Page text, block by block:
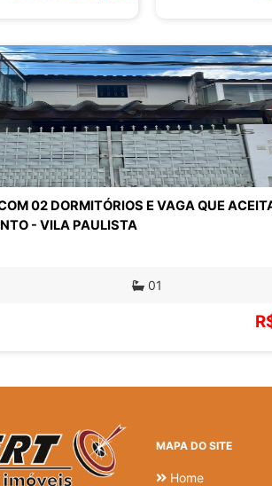
02 DORMITÓRIOS E VAGA QUE
- VILA PAULISTA
01
MAPA DO SITE
Home